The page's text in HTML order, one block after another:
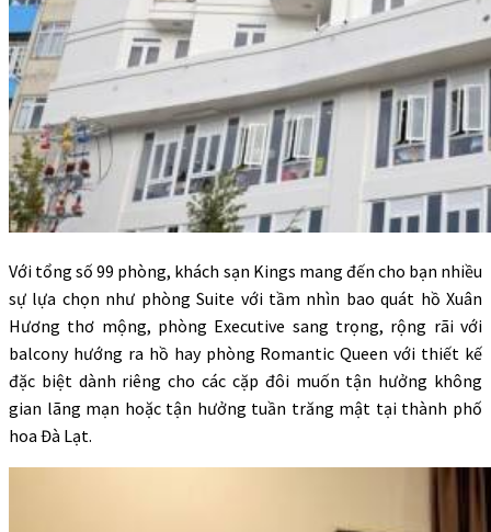
Với tổng số 99 phòng, khách sạn Kings mang đến cho bạn nhiều
sự lựa chọn như phòng Suite với tầm nhìn bao quát hồ Xuân
Hương thơ mộng, phòng Executive sang trọng, rộng rãi với
balcony hướng ra hồ hay phòng Romantic Queen với thiết kế
đặc biệt dành riêng cho các cặp đôi muốn tận hưởng không
gian lãng mạn hoặc tận hưởng tuần trăng mật tại thành phố
hoa Đà Lạt.